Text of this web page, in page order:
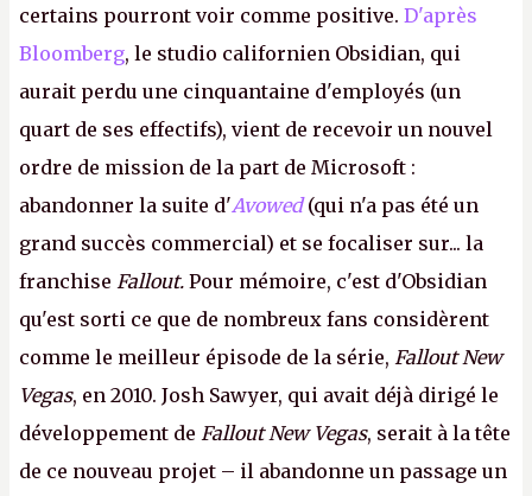
certains pourront voir comme positive. D'après
Bloomberg, le studio californien Obsidian, qui
aurait perdu une cinquantaine d'employés (un
quart de ses effectifs), vient de recevoir un nouvel
ordre de mission de la part de Microsoft :
abandonner la suite d'Avowed(qui n'a pas été un
grand succès commercial) et se focaliser sur... la
franchise Fallout. Pour mémoire, c'est d'Obsidian
qu'est sorti ce que de nombreux fans considèrent
comme le meilleur épisode de la série, Fallout New
Vegas, en 2010. Josh Sawyer, qui avait déjà dirigé le
développement de Fallout New Vegas, serait à la tête
de ce nouveau projet – il abandonne un passage un